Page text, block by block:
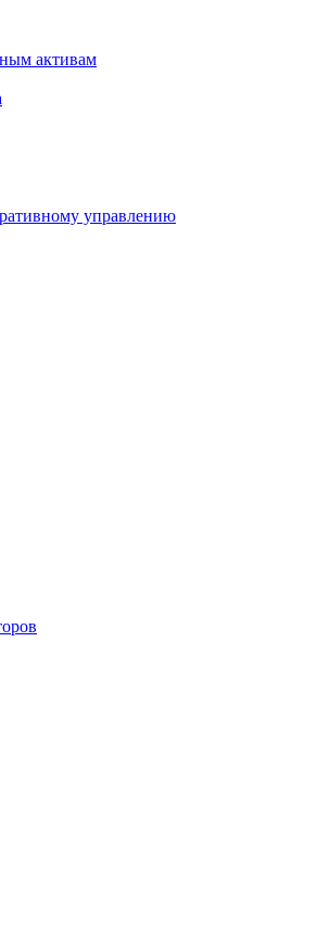
активам
управлению